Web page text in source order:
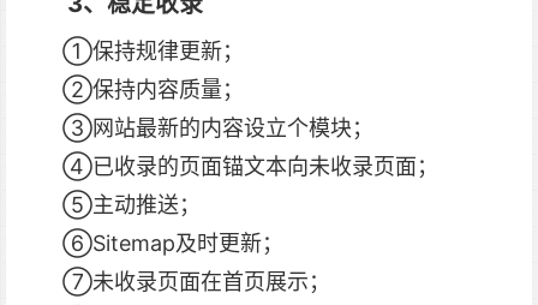
①保持规律更新；
②保持内容质量；
③网站最新的内容设立个模块；
④已收录的页面锚文本向未收录页面；
⑤主动推送；
⑥Sitemap及时更新；
⑦未收录页面在首页展示；